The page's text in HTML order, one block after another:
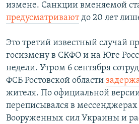
измене. Санкции вменяемой
предусматриваютдо 20 лет
Это третий известный случай
госизмену в СКФО и на Юге
недели. Утром 6 сентября
ФСБ Ростовской области
жителя. По официальной
переписывался в мессенджерах
Вооруженных сил Украины и